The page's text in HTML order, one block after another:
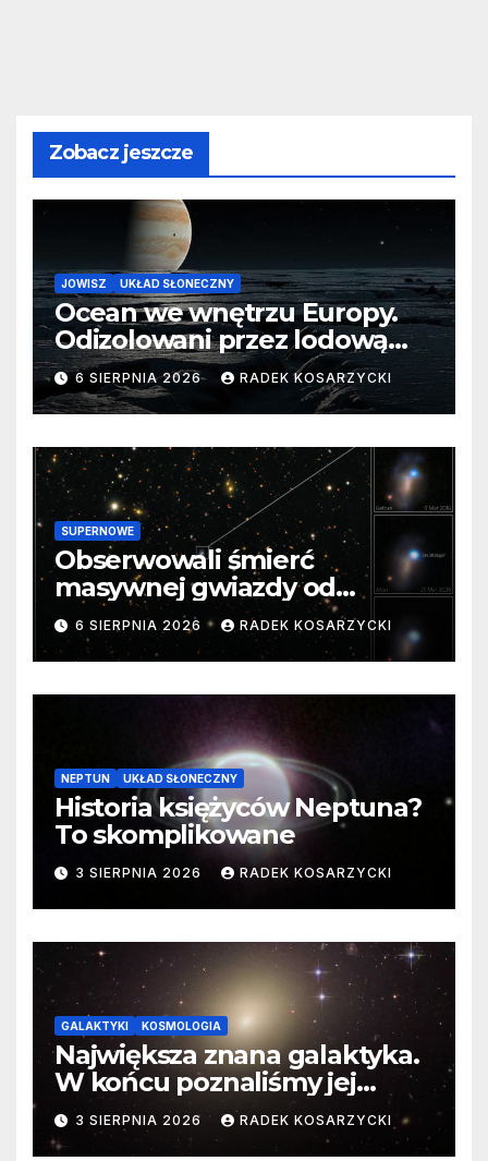
Zobacz jeszcze
JOWISZ UKŁAD SŁONECZNY
Ocean we wnętrzu Europy.
Odizolowani przez lodową
barierę
6 SIERPNIA 2026 RADEK KOSARZYCKI
SUPERNOWE
Obserwowali śmierć
masywnej gwiazdy od
samego początku. Niezwykle
cenne dane
6 SIERPNIA 2026 RADEK KOSARZYCKI
NEPTUN UKŁAD SŁONECZNY
Historia księżyców Neptuna?
To skomplikowane
3 SIERPNIA 2026 RADEK KOSARZYCKI
GALAKTYKI KOSMOLOGIA
Największa znana galaktyka.
W końcu poznaliśmy jej
faktyczne wymiary
3 SIERPNIA 2026 RADEK KOSARZYCKI